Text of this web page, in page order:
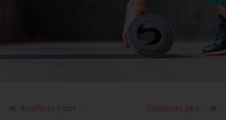
Beneficios y claves de la dieta proteica Tradiciones para tener buena suerte en el matrimonio